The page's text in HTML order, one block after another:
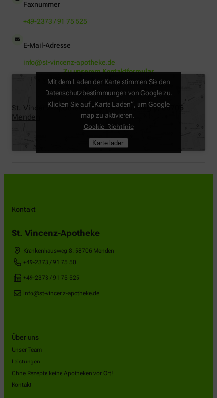
Faxnummer
+49-2373 / 91 75 525
E-Mail-Adresse
info@st-vincenz-apotheke.de
Zu unserem Kontaktformular
St. Vincenz-Apotheke, Krankenhausweg 8, 58706
Menden
Mit dem Laden der Karte stimmen Sie den
Datenschutzbestimmungen von Google zu.
Klicken Sie auf „Karte Laden“, um Google
map zu aktivieren.
Cookie-Richtlinie
Karte laden
Kontakt
St. Vincenz-Apotheke
Krankenhausweg 8, 58706 Menden
+49-2373 / 91 75 50
+49-2373 / 91 75 525
info@st-vincenz-apotheke.de
Über uns
Unser Team
Leistungen
Ohne Rezepte keine Apotheken vor Ort!
Kontakt